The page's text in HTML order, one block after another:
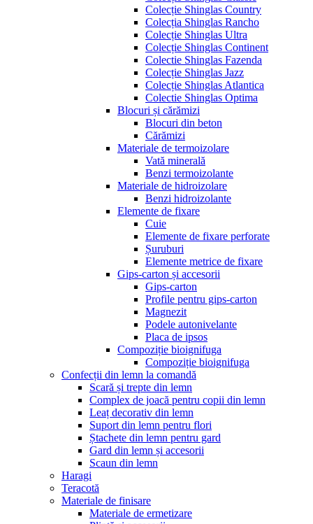
Colecție Shinglas Country
Colecția Shinglas Rancho
Colecție Shinglas Ultra
Colecție Shinglas Continent
Colectie Shinglas Fazenda
Colecție Shinglas Jazz
Colecție Shinglas Atlantica
Colectie Shinglas Optima
Blocuri și cărămizi
Blocuri din beton
Cărămizi
Materiale de termoizolare
Vată minerală
Benzi termoizolante
Materiale de hidroizolare
Benzi hidroizolante
Elemente de fixare
Cuie
Elemente de fixare perforate
Șuruburi
Elemente metrice de fixare
Gips-carton și accesorii
Gips-carton
Profile pentru gips-carton
Magnezit
Podele autonivelante
Placa de ipsos
Compoziție bioignifuga
Compoziție bioignifuga
Confecții din lemn la comandă
Scară și trepte din lemn
Complex de joacă pentru copii din lemn
Leaț decorativ din lemn
Suport din lemn pentru flori
Ștachete din lemn pentru gard
Gard din lemn și accesorii
Scaun din lemn
Haragi
Teracotă
Materiale de finisare
Materiale de ermetizare